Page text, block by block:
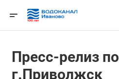
Пресс-релиз по
г.Приволжск